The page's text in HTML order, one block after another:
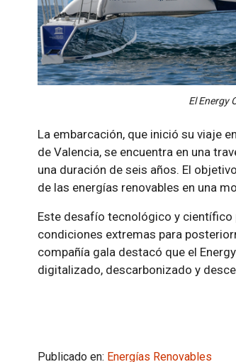
El Energy
La embarcación, que inició su viaje
de Valencia, se encuentra en una
una duración de seis años. El
de las energías renovables en una
Este desafío tecnológico y científico
condiciones extremas para
compañía gala destacó que el
digitalizado, descarbonizado y
Publicado en: Energías Renovables